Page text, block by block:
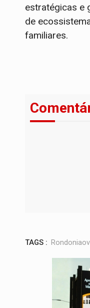
estratégicas e
de
familiares.
TAGS :